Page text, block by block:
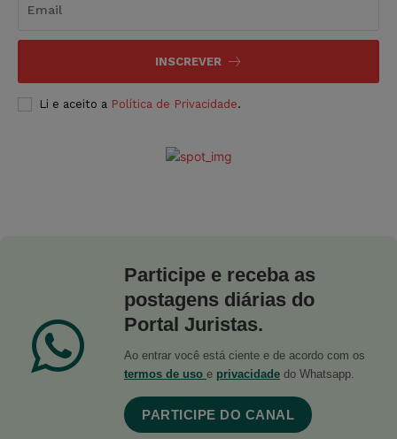
INSCREVER
Li e aceito a Política de Privacidade.
Participe e receba as
postagens diárias do
Portal Juristas.
Ao entrar você está ciente e de acordo com os
termos de uso e privacidade do Whatsapp.
PARTICIPE DO CANAL